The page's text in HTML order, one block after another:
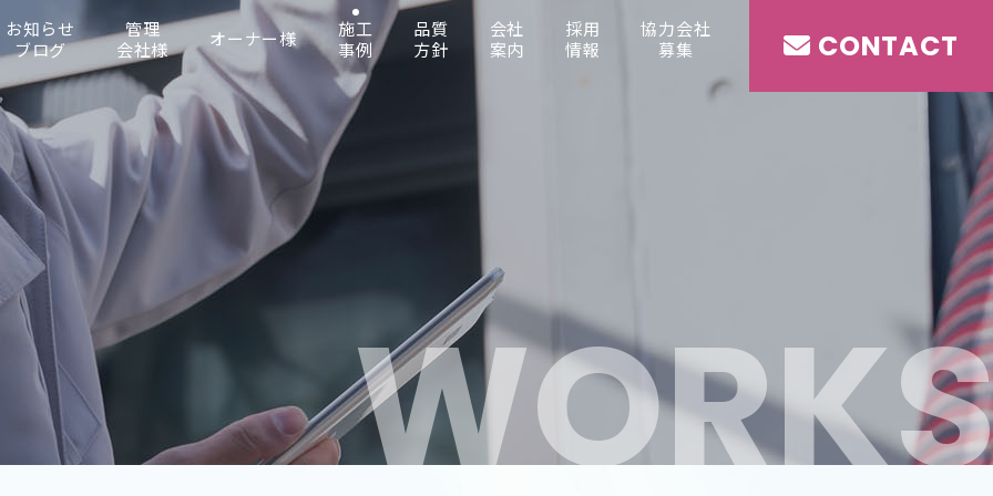
お知らせ
ブログ
管理
会社様
オーナー様
施工
事例
品質
方針
会社
案内
採用
情報
協力会社
募集
CONTACT
WORK